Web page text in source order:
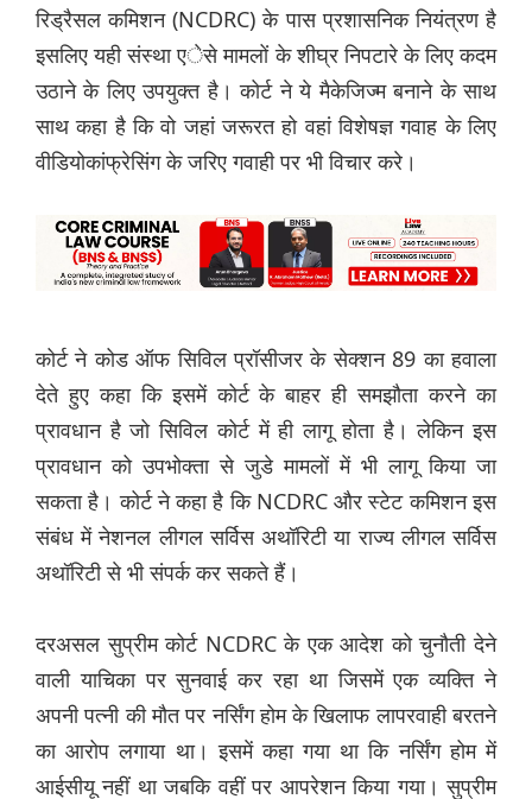
रिड्रैसल कमिशन (NCDRC) के पास प्रशासनिक नियंत्रण है
इसलिए यही संस्था एेसे मामलों के शीघ्र निपटारे के लिए कदम
उठाने के लिए उपयुक्त है। कोर्ट ने ये मैकेजिज्म बनाने के साथ
साथ कहा है कि वो जहां जरूरत हो वहां विशेषज्ञ गवाह के लिए
वीडियोकांफ्रेसिंग के जरिए गवाही पर भी विचार करे।
कोर्ट ने कोड ऑफ सिविल प्रॉसीजर के सेक्शन 89 का हवाला
देते हुए कहा कि इसमें कोर्ट के बाहर ही समझौता करने का
प्रावधान है जो सिविल कोर्ट में ही लागू होता है। लेकिन इस
प्रावधान को उपभोक्ता से जुडे मामलों में भी लागू किया जा
सकता है। कोर्ट ने कहा है कि NCDRC और स्टेट कमिशन इस
संबंध में नेशनल लीगल सर्विस अथॉरिटी या राज्य लीगल सर्विस
अथॉरिटी से भी संपर्क कर सकते हैं।
दरअसल सुप्रीम कोर्ट NCDRC के एक आदेश को चुनौती देने
वाली याचिका पर सुनवाई कर रहा था जिसमें एक व्यक्ति ने
अपनी पत्नी की मौत पर नर्सिंग होम के खिलाफ लापरवाही बरतने
का आरोप लगाया था। इसमें कहा गया था कि नर्सिंग होम में
आईसीयू नहीं था जबकि वहीं पर आपरेशन किया गया। सुप्रीम